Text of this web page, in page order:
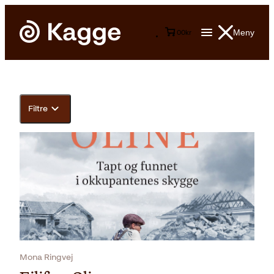
Meny
00kr
Filtre
Mona Ringvej